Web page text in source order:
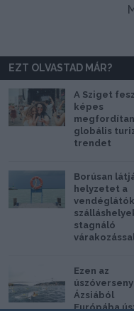
Impresszum
Szerzői
felhasználásához,
All
EZT OLVASTAD MÁR?
A Sziget
képes
globális
trendet
Borúsan
helyzetet a
stagnáló
Ezen az
Ázsiából
Európába